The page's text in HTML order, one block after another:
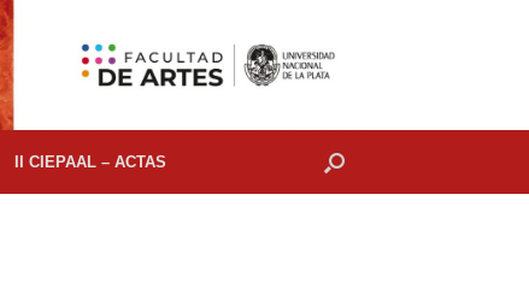
II CIEPAAL – ACTAS